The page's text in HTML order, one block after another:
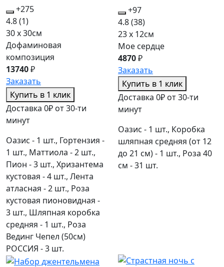
+275
4.8(1)
30 x 30см
Дофаминовая
композиция
13740₽
Заказать
Купить в 1 клик
Доставка 0₽ от 30-ти
минут
Оазис - 1 шт., Гортензия -
1 шт., Маттиола - 2 шт.,
Пион - 3 шт., Хризантема
кустовая - 4 шт., Лента
атласная - 2 шт., Роза
кустовая пионовидная -
3 шт., Шляпная коробка
средняя - 1 шт., Роза
Вединг Чепел (50см)
РОССИЯ - 3 шт.
+97
4.8(38)
23 x 12см
Мое сердце
4870₽
Заказать
Купить в 1 клик
Доставка 0₽ от 30-ти
минут
Оазис - 1 шт., Коробка
шляпная средняя (от 12
до 21 см) - 1 шт., Роза 40
см - 31 шт.